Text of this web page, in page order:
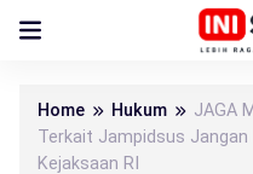
Home Hukum
JAGA
Terkait Jampidsus Jangan
Kejaksaan RI